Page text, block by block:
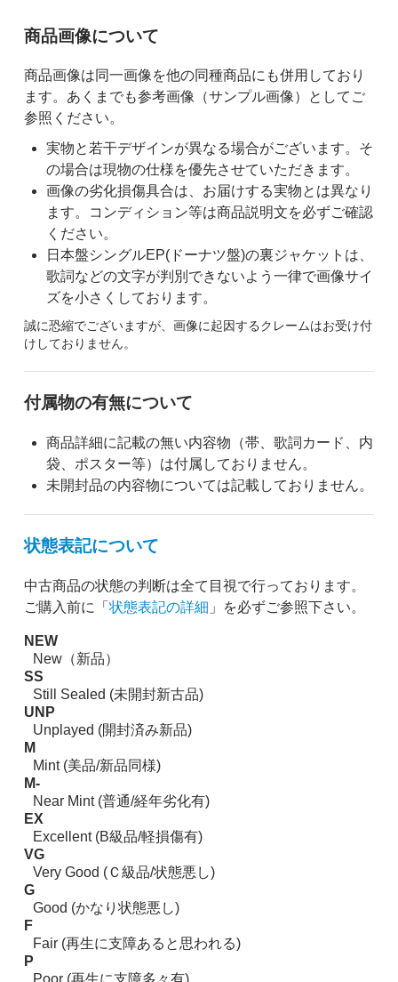
ご購入前の注意事項
商品画像について
商品画像は同一画像を他の同種商品にも併用しており
ます。あくまでも参考画像（サンプル画像）としてご
参照ください。
実物と若干デザインが異なる場合がございます。そ
の場合は現物の仕様を優先させていただきます。
画像の劣化損傷具合は、お届けする実物とは異なり
ます。コンディション等は商品説明文を必ずご確認
ください。
日本盤シングルEP(ドーナツ盤)の裏ジャケットは、
歌詞などの文字が判別できないよう一律で画像サイ
ズを小さくしております。
誠に恐縮でございますが、画像に起因するクレームはお受け付
けしておりません。
付属物の有無について
商品詳細に記載の無い内容物（帯、歌詞カード、内
袋、ポスター等）は付属しておりません。
未開封品の内容物については記載しておりません。
状態表記について
中古商品の状態の判断は全て目視で行っております。
ご購入前に「 状態表記の詳細 」を必ずご参照下さい。
NEW
New（新品）
SS
Still Sealed (未開封新古品)
UNP
Unplayed (開封済み新品)
M
Mint (美品/新品同様)
M-
Near Mint (普通/経年劣化有)
EX
Excellent (B級品/軽損傷有)
VG
Very Good (Ｃ級品/状態悪し)
G
Good (かなり状態悪し)
F
Fair (再生に支障あると思われる)
P
Poor (再生に支障多々有)